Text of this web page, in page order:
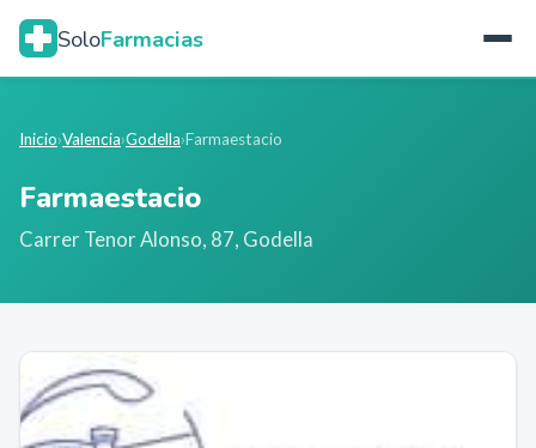
SoloFarmacias
Inicio›Valencia›Godella›Farmaestacio
Farmaestacio
Carrer Tenor Alonso, 87, Godella